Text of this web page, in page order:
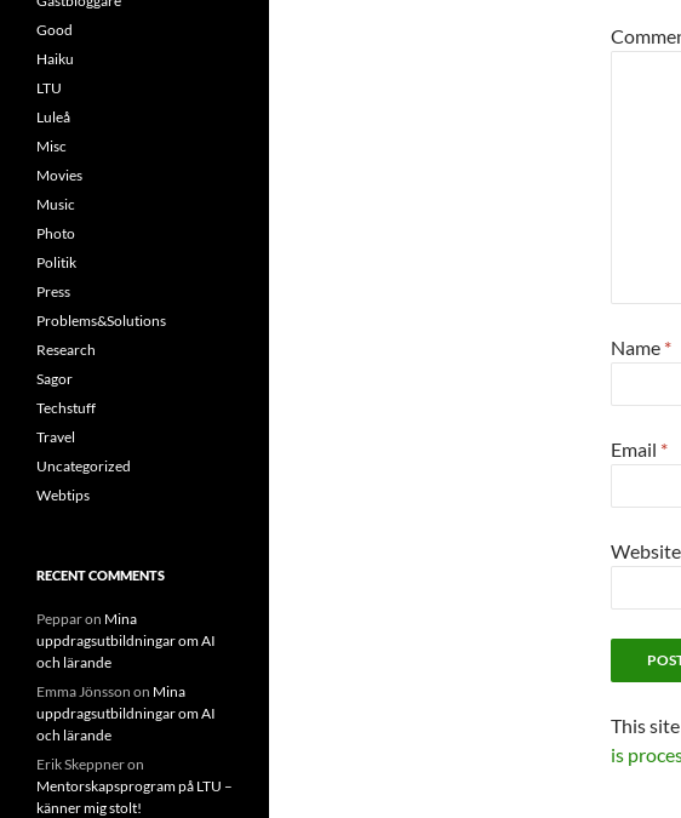
Name *
Email *
Website
This
is
Good
Haiku
LTU
Luleå
Misc
Movies
Music
Photo
Politik
Press
Problems&Solutions
Research
Sagor
Techstuff
Travel
Uncategorized
Webtips
RECENT COMMENTS
Pepparon Mina
uppdragsutbildningar om AI
och lärande
Emma Jönsson on Mina
uppdragsutbildningar om AI
och lärande
Erik Skeppneron
Mentorskapsprogram på LTU –
känner mig stolt!